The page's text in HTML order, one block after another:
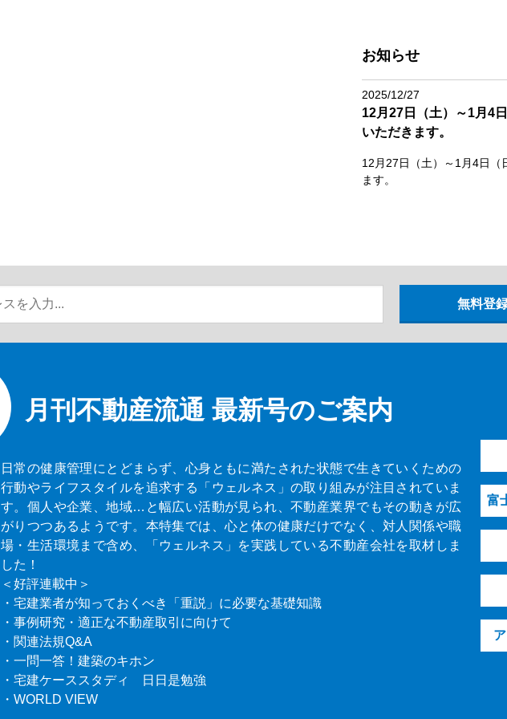
お知らせ
2025/12/27
12月27日（土）～1月4
いただきます。
12月27日（土）～1月4日（
ます。
月刊不動産流通 最新号のご案内
日常の健康管理にとどまらず、心身ともに満たされた状態で生きていくための
行動やライフスタイルを追求する「ウェルネス」の取り組みが注目されていま
す。個人や企業、地域…と幅広い活動が見られ、不動産業界でもその動きが広
がりつつあるようです。本特集では、心と体の健康だけでなく、対人関係や職
場・生活環境まで含め、「ウェルネス」を実践している不動産会社を取材しま
した！
＜好評連載中＞
・宅建業者が知っておくべき「重説」に必要な基礎知識
・事例研究・適正な不動産取引に向けて
・関連法規Q&A
・一問一答！建築のキホン
・宅建ケーススタディ 日日是勉強
・WORLD VIEW
富